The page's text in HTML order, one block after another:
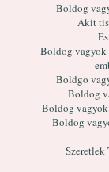
Boldog
Akit
Boldog vagyok
Boldgo
Boldog
Boldog
Boldog
Szeretlek